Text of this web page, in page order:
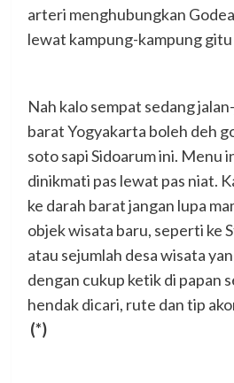
arteri menghubungkan
lewat kampung-kampung gitu
Nah kalo sempat sedang
barat Yogyakarta boleh deh
soto sapi Sidoarum ini. Menu
dinikmati pas lewat pas niat.
ke darah barat jangan lupa
objek wisata baru, seperti ke
atau sejumlah desa wisata
dengan cukup ketik di papan
hendak dicari, rute dan tip
(*)